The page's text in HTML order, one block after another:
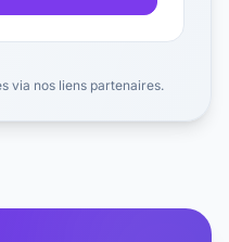
via nos liens partenaires.